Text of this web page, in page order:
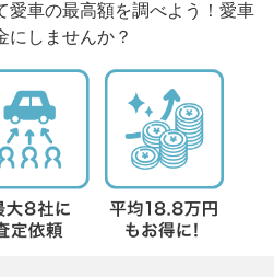
愛車の最高額を調べよう！愛車
にしませんか？